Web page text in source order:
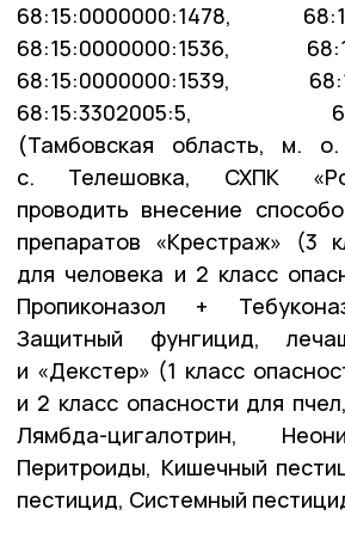
68:15:0000000:1478,
68:15:0000000:1536,
68:15:0000000:1539,
68:15:3302005:5,
(Тамбовская область, м. о.
с. Телешовка, СХПК
проводить внесение
препаратов «Крестраж» (3
для человека и 2 класс
Пропиконазол +
Защитный фунгицид,
и «Декстер» (1 класс
и 2 класс опасности для
Лямбда-цигалотрин,
Перитроиды, Кишечный
пестицид, Системный